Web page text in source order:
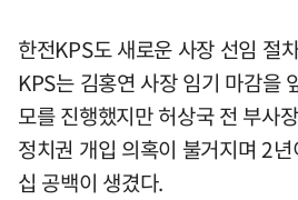
한전KPS도 새로운 사장 선임 절
KPS는 김홍연 사장 임기 마감을
모를 진행했지만 허상국 전 부사
정치권 개입 의혹이 불거지며 2
십 공백이 생겼다.